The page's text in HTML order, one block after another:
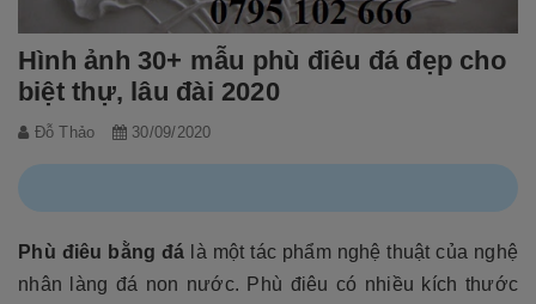
Hình ảnh 30+ mẫu phù điêu đá đẹp cho
biệt thự, lâu đài 2020
Đỗ Thảo 30/09/2020
Phù điêu bằng đá là một tác phẩm nghệ thuật của nghệ
nhân làng đá non nước. Phù điêu có nhiều kích thước